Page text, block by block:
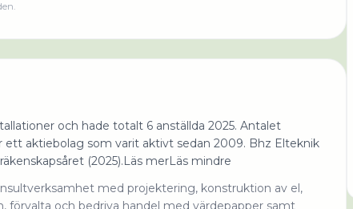
och hade totalt 6 anställda 2025. Antalet
ett aktiebolag som varit aktivt sedan 2009. Bhz Elteknik
(2025).Läs merLäs mindre
med projektering, konstruktion av el,
förvalta och bedriva handel med värdepapper samt